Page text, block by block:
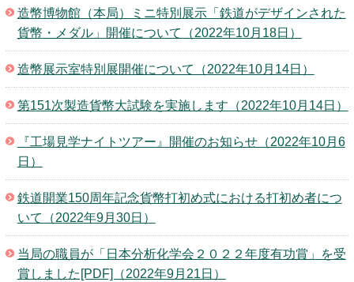
造幣博物館（本局）ミニ特別展示「鉄道がデザインされた
貨幣・メダル」開催について（2022年10月18日）
造幣展示室特別展開催について（2022年10月14日）
第151次製造貨幣大試験を実施します（2022年10月14日）
『工場見学ナイトツアー』開催のお知らせ（2022年10月6
日）
鉄道開業150周年記念貨幣打初め式における打初め者につ
いて（2022年9月30日）
当局の職員が「日本分析化学会２０２２年度有功賞」を受
賞しました[PDF]（2022年9月21日）